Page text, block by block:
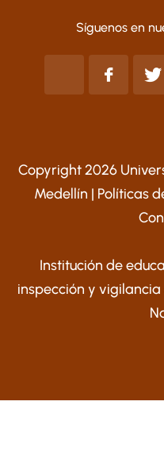
Síguenos en
Copyright 2026
Medellín | Políticas
Institución de
inspección y